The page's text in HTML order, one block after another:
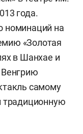
года.
номинаций на
«Золотая
в Шанхае и
самому
традиционную